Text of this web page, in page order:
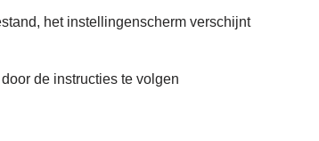
het instellingenscherm verschijnt
de instructies te volgen